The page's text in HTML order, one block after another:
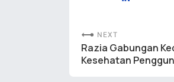
NEXT
Razia Gabungan
Kesehatan